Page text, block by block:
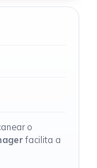
o
facilita a